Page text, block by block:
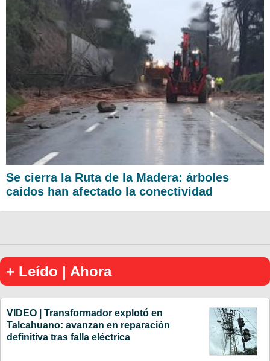
Se cierra la Ruta de la Madera: árboles
caídos han afectado la conectividad
+ Leído | Ahora
VIDEO | Transformador explotó en
Talcahuano: avanzan en reparación
definitiva tras falla eléctrica